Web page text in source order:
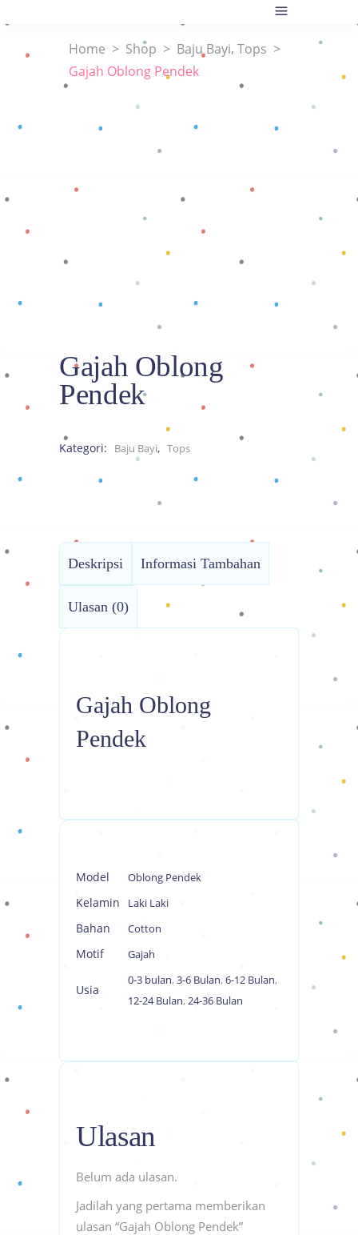
Home > Shop > Baju Bayi, Tops >
Gajah Oblong Pendek
Gajah Oblong
Pendek
Kategori: Baju Bayi, Tops
Deskripsi Informasi Tambahan
Ulasan (0)
Gajah Oblong
Pendek
Model Oblong Pendek
Kelamin Laki Laki
Bahan Cotton
Motif Gajah
Usia
0-3 bulan, 3-6 Bulan, 6-12 Bulan,
12-24 Bulan, 24-36 Bulan
Ulasan
Belum ada ulasan.
Jadilah yang pertama memberikan
ulasan “Gajah Oblong Pendek”